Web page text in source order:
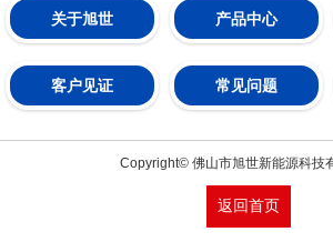
关于旭世 产品中心
客户见证 常见问题
Copyright© 佛山市旭世新能源科技
返回首页